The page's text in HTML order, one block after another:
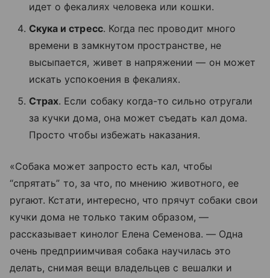
идет о фекалиях человека или кошки.
Скука и стресс. Когда пес проводит много
времени в замкнутом пространстве, не
высыпается, живет в напряжении — он может
искать успокоения в фекалиях.
Страх. Если собаку когда-то сильно отругали
за кучки дома, она может съедать кал дома.
Просто чтобы избежать наказания.
«Собака может запросто есть кал, чтобы
“спрятать” то, за что, по мнению животного, ее
ругают. Кстати, интересно, что прячут собаки свои
кучки дома не только таким образом, —
рассказывает кинолог Елена Семенова. — Одна
очень предприимчивая собака научилась это
делать, снимая вещи владельцев с вешалки и